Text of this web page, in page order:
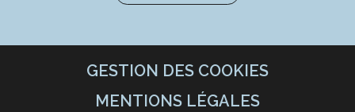
GESTION DES COOKIES
MENTIONS LÉGALES